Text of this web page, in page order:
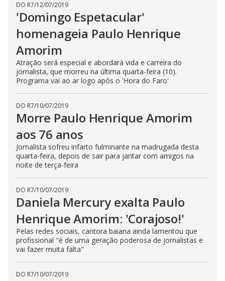
DO R7/12/07/2019
'Domingo Espetacular'
homenageia Paulo Henrique
Amorim
Atração será especial e abordará vida e carreira do
jornalista, que morreu na última quarta-feira (10).
Programa vai ao ar logo após o 'Hora do Faro'
DO R7/10/07/2019
Morre Paulo Henrique Amorim
aos 76 anos
Jornalista sofreu infarto fulminante na madrugada desta
quarta-feira, depois de sair para jantar com amigos na
noite de terça-feira
DO R7/10/07/2019
Daniela Mercury exalta Paulo
Henrique Amorim: 'Corajoso!'
Pelas redes sociais, cantora baiana ainda lamentou que
profissional "é de uma geração poderosa de jornalistas e
vai fazer muita falta"
DO R7/10/07/2019